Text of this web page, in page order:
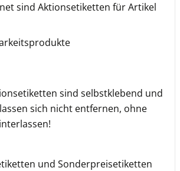
sind Aktionsetiketten für Artikel
sind selbstklebend und
sich nicht entfernen, ohne
und Sonderpreisetiketten